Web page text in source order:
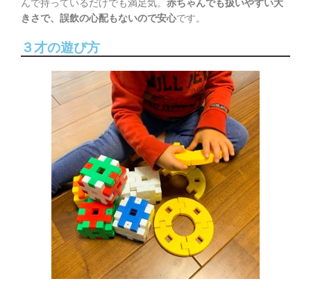
んで持っているだけでも満足気。 赤ちゃんでも扱いやすい大
きさで、誤飲の心配もないので安心です。
３才の遊び方